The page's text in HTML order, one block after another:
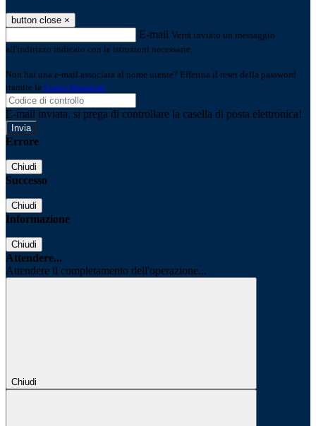
button close ×
E-mail Verrà inviato un messaggio
all'indirizzo indicato con le istruzioni necessarie.
Non hai una e-mail associata al nome utente? Effettua il reset della password
tramite la Login Spaggiari
E-mail inviata, si prega di controllare la casella di posta elettronica!
Errore
Chiudi
Successo
Chiudi
Informazione
Chiudi
Attendere...
Attendere il completamento dell'operazione...
Chiudi